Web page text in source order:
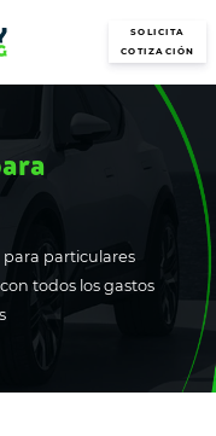
SOLICITA
COTIZACIÓN
para particulares
todos los gastos